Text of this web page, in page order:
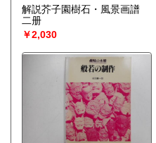
解説芥子園樹石・風景画譜
二册
￥2,030